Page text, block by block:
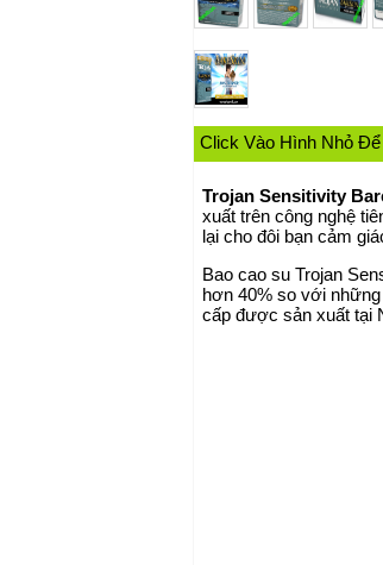
Click Vào Hình Nhỏ
Trojan Sensitivity
xuất trên công nghệ
lại cho đôi bạn cảm
Bao cao su Trojan
hơn 40% so với những
cấp được sản xuất tại